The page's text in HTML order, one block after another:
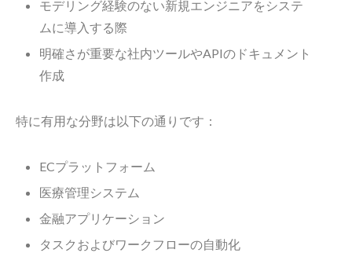
モデリング経験のない新規エンジニアをシステ
ムに導入する際
明確さが重要な社内ツールやAPIのドキュメント
作成
特に有用な分野は以下の通りです：
ECプラットフォーム
医療管理システム
金融アプリケーション
タスクおよびワークフローの自動化